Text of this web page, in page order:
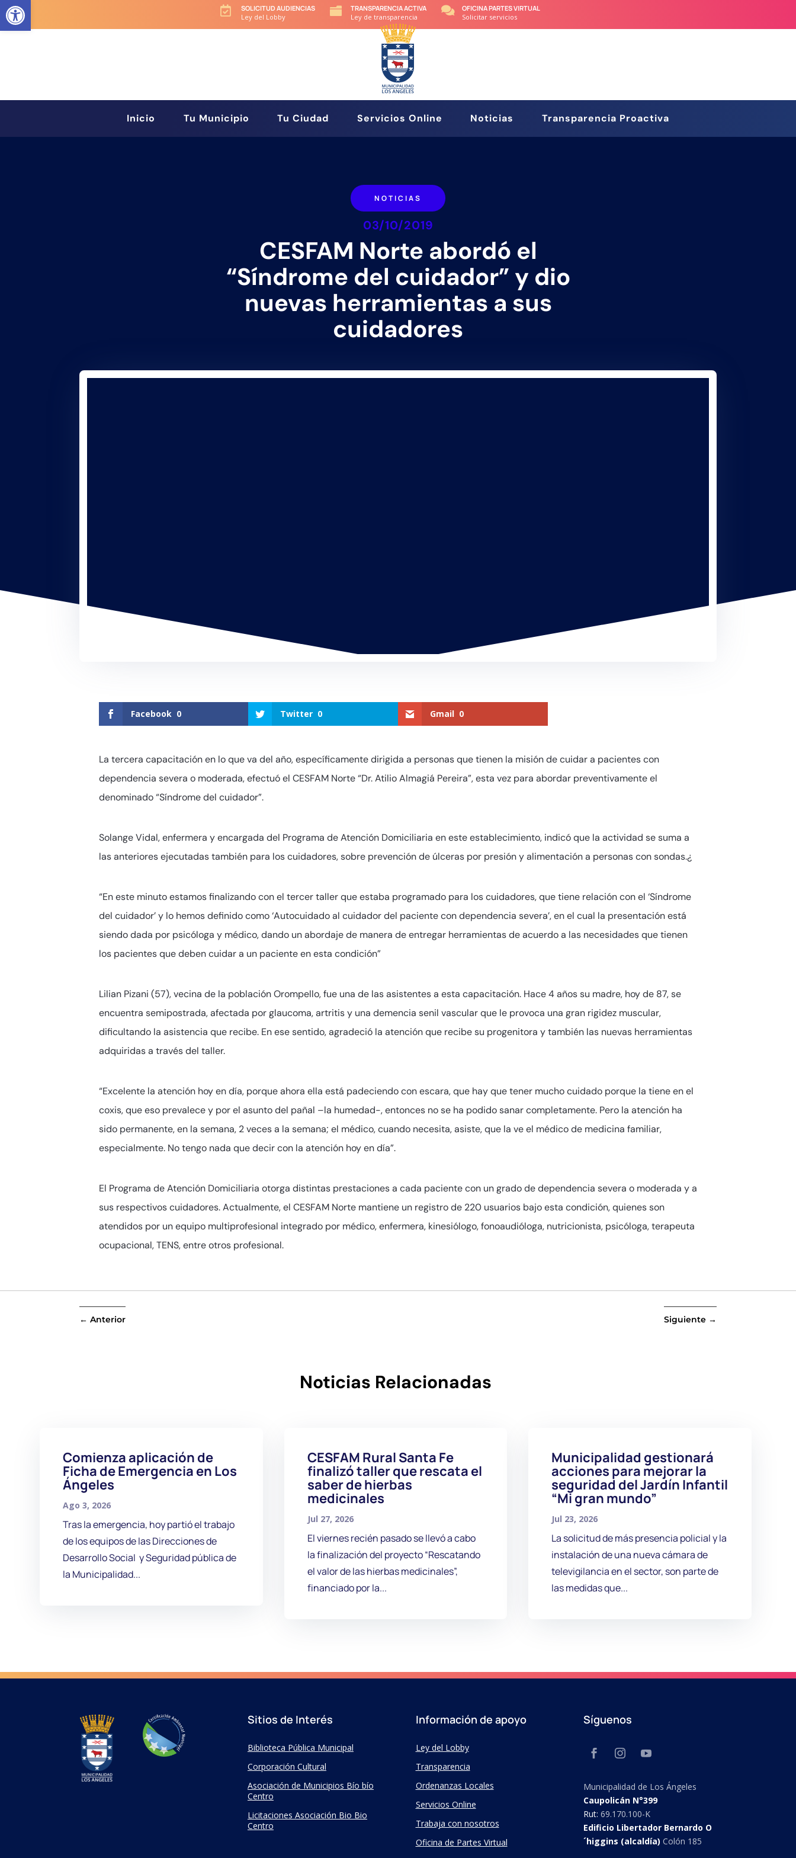

SOLICITUD AUDIENCIAS
Ley del Lobby

TRANSPARENCIA ACTIVA
Ley de transparencia

OFICINA PARTES VIRTUAL
Solicitar servicios
Inicio Tu Municipio Tu Ciudad Servicios Online Noticias Transparencia Proactiva
NOTICIAS
03/10/2019
CESFAM Norte abordó el
“Síndrome del cuidador” y dio
nuevas herramientas a sus
cuidadores
Facebook 0 Twitter 0 Gmail 0
La tercera capacitación en lo que va del año, específicamente dirigida a personas que tienen la misión de cuidar a pacientes con
dependencia severa o moderada, efectuó el CESFAM Norte “Dr. Atilio Almagiá Pereira”, esta vez para abordar preventivamente el
denominado “Síndrome del cuidador”.
Solange Vidal, enfermera y encargada del Programa de Atención Domiciliaria en este establecimiento, indicó que la actividad se suma a
las anteriores ejecutadas también para los cuidadores, sobre prevención de úlceras por presión y alimentación a personas con sondas.¿
“En este minuto estamos finalizando con el tercer taller que estaba programado para los cuidadores, que tiene relación con el ‘Síndrome
del cuidador’ y lo hemos definido como ‘Autocuidado al cuidador del paciente con dependencia severa’, en el cual la presentación está
siendo dada por psicóloga y médico, dando un abordaje de manera de entregar herramientas de acuerdo a las necesidades que tienen
los pacientes que deben cuidar a un paciente en esta condición”
Lilian Pizani (57), vecina de la población Orompello, fue una de las asistentes a esta capacitación. Hace 4 años su madre, hoy de 87, se
encuentra semipostrada, afectada por glaucoma, artritis y una demencia senil vascular que le provoca una gran rigidez muscular,
dificultando la asistencia que recibe. En ese sentido, agradeció la atención que recibe su progenitora y también las nuevas herramientas
adquiridas a través del taller.
“Excelente la atención hoy en día, porque ahora ella está padeciendo con escara, que hay que tener mucho cuidado porque la tiene en el
coxis, que eso prevalece y por el asunto del pañal –la humedad-, entonces no se ha podido sanar completamente. Pero la atención ha
sido permanente, en la semana, 2 veces a la semana; el médico, cuando necesita, asiste, que la ve el médico de medicina familiar,
especialmente. No tengo nada que decir con la atención hoy en día”.
El Programa de Atención Domiciliaria otorga distintas prestaciones a cada paciente con un grado de dependencia severa o moderada y a
sus respectivos cuidadores. Actualmente, el CESFAM Norte mantiene un registro de 220 usuarios bajo esta condición, quienes son
atendidos por un equipo multiprofesional integrado por médico, enfermera, kinesiólogo, fonoaudióloga, nutricionista, psicóloga, terapeuta
ocupacional, TENS, entre otros profesional.
←Anterior Siguiente→
Noticias Relacionadas
Comienza aplicación de
Ficha de Emergencia en Los
Ángeles
Ago 3, 2026
Tras la emergencia, hoy partió el trabajo
de los equipos de las Direcciones de
Desarrollo Social y Seguridad pública de
la Municipalidad...
CESFAM Rural Santa Fe
finalizó taller que rescata el
saber de hierbas
medicinales
Jul 27, 2026
El viernes recién pasado se llevó a cabo
la finalización del proyecto “Rescatando
el valor de las hierbas medicinales”,
financiado por la...
Municipalidad gestionará
acciones para mejorar la
seguridad del Jardín Infantil
“Mi gran mundo”
Jul 23, 2026
La solicitud de más presencia policial y la
instalación de una nueva cámara de
televigilancia en el sector, son parte de
las medidas que...
Sitios de Interés
Biblioteca Pública Municipal
Corporación Cultural
Asociación de Municipios Bío bío
Centro
Licitaciones Asociación Bio Bio
Centro
Información de apoyo
Ley del Lobby
Transparencia
Ordenanzas Locales
Servicios Online
Trabaja con nosotros
Oficina de Partes Virtual
Síguenos
Municipalidad de Los Ángeles
Caupolicán N°399
Rut:69.170.100-K
Edificio Libertador Bernardo O
´higgins (alcaldía)Colón 185